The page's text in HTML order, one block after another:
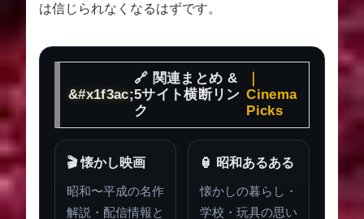
は信じられなくなるはずです。
🔗 関連まとめ &
5サイト横断リン
ク
Cinema
Picks
🎬 懐かし映画
昭和〜平成の名作
解説・配信情報と
🏮 昭和あるある
懐かしの暮らし・
学校・玩具の思い